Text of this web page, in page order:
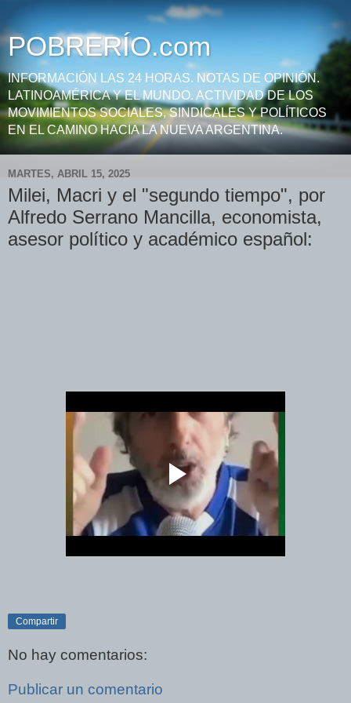
POBRERÍO.com
INFORMACIÓN LAS 24 HORAS. NOTAS DE OPINIÓN.
LATINOAMÉRICA Y EL MUNDO. ACTIVIDAD DE LOS
MOVIMIENTOS SOCIALES, SINDICALES Y POLÍTICOS
EN EL CAMINO HACIA LA NUEVA ARGENTINA.
MARTES, ABRIL 15, 2025
Milei, Macri y el "segundo tiempo", por
Alfredo Serrano Mancilla, economista,
asesor político y académico español:
Compartir
No hay comentarios:
Publicar un comentario